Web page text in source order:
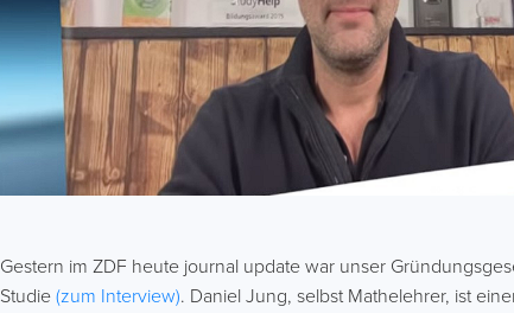
Gestern im ZDF heute journal update war unser
Studie(zum Interview). Daniel Jung, selbst Mathelehrer, ist